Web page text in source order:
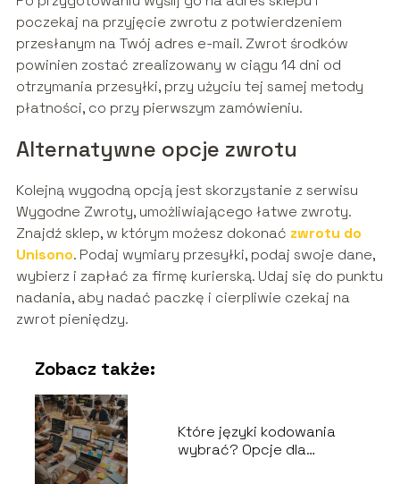
poczekaj na przyjęcie zwrotu z potwierdzeniem
przesłanym na Twój adres e-mail. Zwrot środków
powinien zostać zrealizowany w ciągu 14 dni od
otrzymania przesyłki, przy użyciu tej samej metody
płatności, co przy pierwszym zamówieniu.
Alternatywne opcje zwrotu
Kolejną wygodną opcją jest skorzystanie z serwisu
Wygodne Zwroty, umożliwiającego łatwe zwroty.
Znajdź sklep, w którym możesz dokonać zwrotu do
Unisono. Podaj wymiary przesyłki, podaj swoje dane,
wybierz i zapłać za firmę kurierską. Udaj się do punktu
nadania, aby nadać paczkę i cierpliwie czekaj na
zwrot pieniędzy.
Zobacz także:
Które języki kodowania
wybrać? Opcje dla